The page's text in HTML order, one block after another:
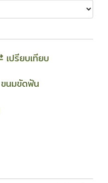
เปรียบเทียบ
ขนมขัดฟัน